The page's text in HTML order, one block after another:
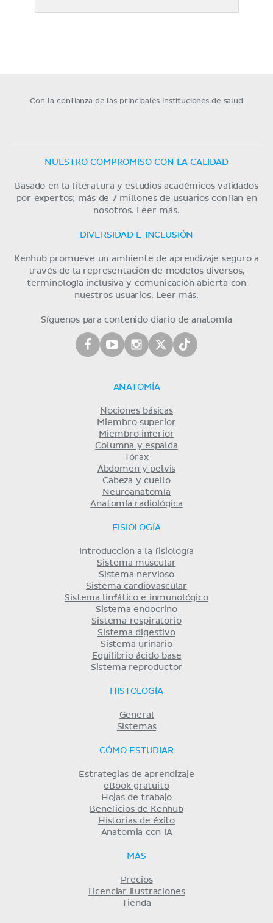
Con la confianza de las principales instituciones de salud
NUESTRO COMPROMISO CON LA CALIDAD
Basado en la literatura y estudios académicos validados
por expertos; más de 7 millones de usuarios confían en
nosotros. Leer más.
DIVERSIDAD E INCLUSIÓN
Kenhub promueve un ambiente de aprendizaje seguro a
través de la representación de modelos diversos,
terminología inclusiva y comunicación abierta con
nuestros usuarios. Leer más.
Síguenos para contenido diario de anatomía
ANATOMÍA
Nociones básicas
Miembro superior
Miembro inferior
Columna y espalda
Tórax
Abdomen y pelvis
Cabeza y cuello
Neuroanatomía
Anatomía radiológica
FISIOLOGÍA
Introducción a la fisiología
Sistema muscular
Sistema nervioso
Sistema cardiovascular
Sistema linfático e inmunológico
Sistema endocrino
Sistema respiratorio
Sistema digestivo
Sistema urinario
Equilibrio ácido base
Sistema reproductor
HISTOLOGÍA
General
Sistemas
CÓMO ESTUDIAR
Estrategias de aprendizaje
eBook gratuito
Hojas de trabajo
Beneficios de Kenhub
Historias de éxito
Anatomia con IA
MÁS
Precios
Licenciar ilustraciones
Tienda